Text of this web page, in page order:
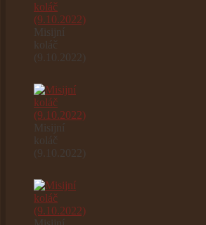
Misijní
koláč
(9.10.2022)
Misijní
koláč
(9.10.2022)